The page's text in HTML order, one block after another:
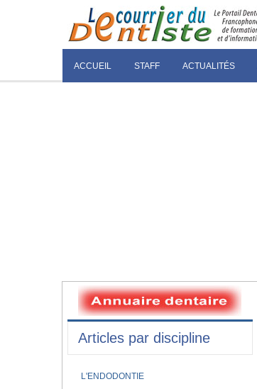
ACCUEIL STAFF ACTUALITÉS
Articles par discipline
L'ENDODONTIE